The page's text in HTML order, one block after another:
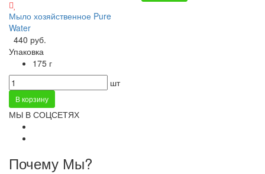
Мыло хозяйственное Pure
Water
440 руб.
Упаковка
175 г
шт
В корзину
МЫ В СОЦСЕТЯХ
Почему Мы?